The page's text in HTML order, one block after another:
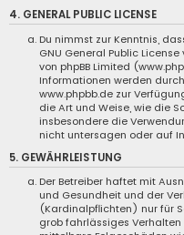
4. GENERAL PUBLIC LICENSE
Du nimmst zur Kenntnis,
GNU General Public License
von phpBB Limited (
Informationen werden
www.phpbb.de zur
die Art und Weise, wie die
insbesondere die
nicht untersagen oder auf
5. GEWÄHRLEISTUNG
Der Betreiber haftet mit
und Gesundheit und der
(Kardinalpflichten) nur für
grob fahrlässiges